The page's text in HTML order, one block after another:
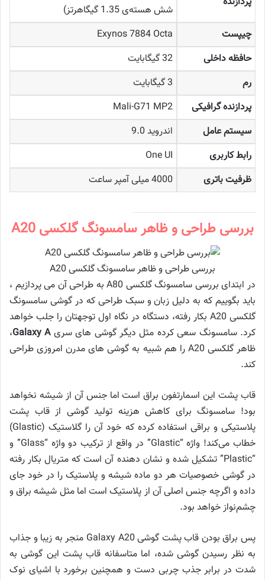
شش هسته‌ی 1.35 گیگاهرتز)
چیپست
Exynos 7884 Octa
حافظه داخلی
32 گیگابایت
رم
3 گیگابایت
پردازنده گرافیکی
Mali-G71 MP2
سیستم عامل
اندروید 9.0
رابط کاربری
One UI
ظرفیت باتری
4000 میلی‌ آمپر ساعت
بررسی طراحی و ظاهر سامسونگ گلکسی A20
بررسی طراحی و ظاهر سامسونگ گلکسی A20
در ابتدای بررسی سامسونگ گلکسی A80 به طراحی آن می پردازیم ،
باید بگوییم که به دلیل زبان و سبک طراحی که در گوشی سامسونگ
گلکسی A20 بکار رفته، دستگاه در نگاه اول توجهتان را جلب خواهد
کرد. سامسونگ سعی کرده مثل دیگر گوشی های سریGalaxy A،
ظاهر گلکسی A20 را هم شبیه به گوشی های مدرن امروزی طراحی
کند.
قاب پشت این اسمارتفون براق است اما جنس آن از شیشه نخواهد
بود! سامسونگ برای کاهش هزینه تولید گوشی از قاب پشت
پلاستیکی و براقی استفاده کرده که خود آن را گلاستیک (Glastic)
خطاب می‌کند! واژه “Glastic” در واقع از ترکیب دو واژه “Glass” و
“Plastic” تشکیل شده و نشان دهنده آن است که متریال بکار رفته
در گوشی خصوصیات هر دو ماده شیشه و پلاستیک را در خود جای
داده و اگرچه جنس اصلی آن از پلاستیک است اما مثل شیشه براق و
چشم‌نواز خواهد بود.
پس براق بودن قاب پشت گوشی Galaxy A20 منجر به زیبا و جذاب
به نظر رسیدن گوشی شده، اما متاسفانه قاب پشت این گوشی به
شدت در برابر جذب چربی دست و همچنین برخورد با اشیای نوک